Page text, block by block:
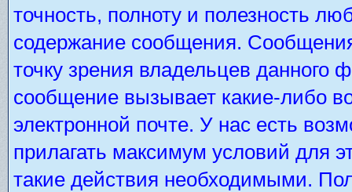
точность, полноту и полезность
содержание сообщения.
точку зрения владельцев
сообщение вызывает какие-либо
электронной почте. У нас есть
прилагать максимум условий для
такие действия необходимыми.